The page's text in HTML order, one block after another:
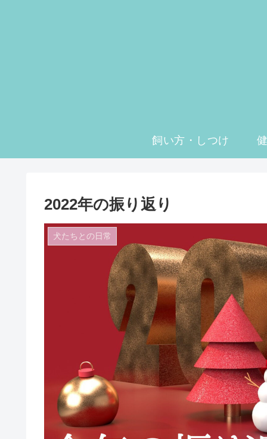
飼い方・しつけ
2022年の振り返り
犬たちとの日常